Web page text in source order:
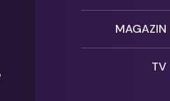
MAGAZIN
TV